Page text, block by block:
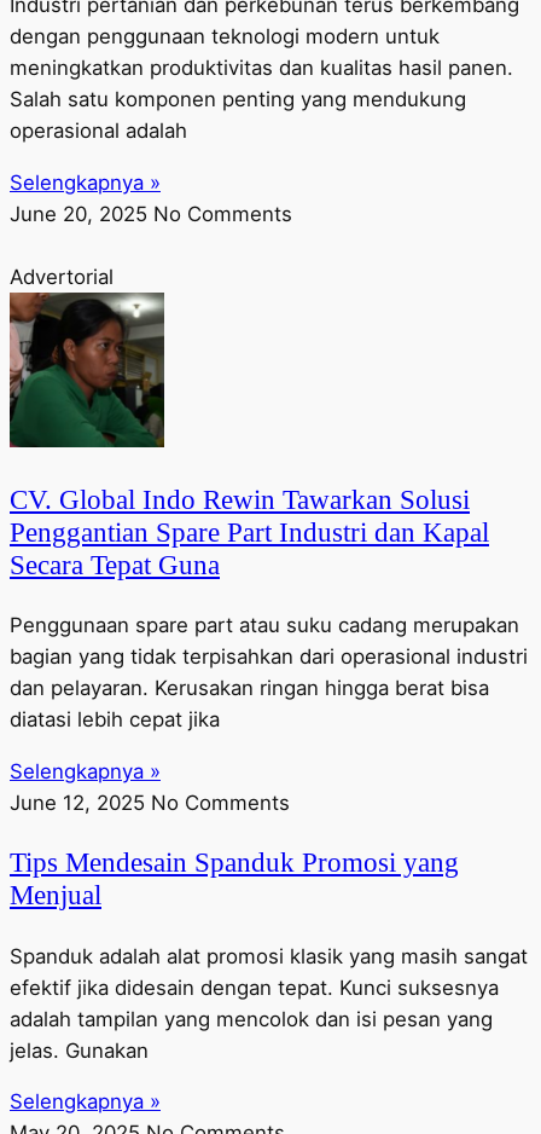
Industri pertanian dan perkebunan terus berkembang
dengan penggunaan teknologi modern untuk
meningkatkan produktivitas dan kualitas hasil panen.
Salah satu komponen penting yang mendukung
operasional adalah
Selengkapnya »
June 20, 2025 No Comments
Advertorial
CV. Global Indo Rewin Tawarkan Solusi
Penggantian Spare Part Industri dan Kapal
Secara Tepat Guna
Penggunaan spare part atau suku cadang merupakan
bagian yang tidak terpisahkan dari operasional industri
dan pelayaran. Kerusakan ringan hingga berat bisa
diatasi lebih cepat jika
Selengkapnya »
June 12, 2025 No Comments
Tips Mendesain Spanduk Promosi yang
Menjual
Spanduk adalah alat promosi klasik yang masih sangat
efektif jika didesain dengan tepat. Kunci suksesnya
adalah tampilan yang mencolok dan isi pesan yang
jelas. Gunakan
Selengkapnya »